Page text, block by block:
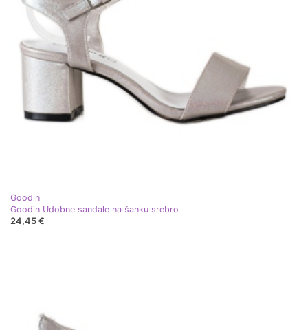
Goodin
Goodin Udobne sandale na šanku srebro
24,45 €